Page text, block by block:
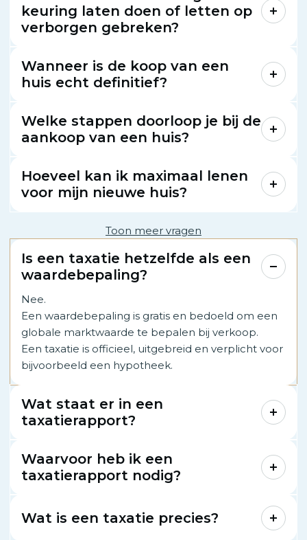
keuring laten doen of letten op
verborgen gebreken?
Wanneer is de koop van een
huis echt definitief?
Welke stappen doorloop je bij de
aankoop van een huis?
Hoeveel kan ik maximaal lenen
voor mijn nieuwe huis?
Toon meer vragen
Is een taxatie hetzelfde als een
waardebepaling?
Nee.
Een waardebepaling is gratis en bedoeld om een
globale marktwaarde te bepalen bij verkoop.
Een taxatie is officieel, uitgebreid en verplicht voor
bijvoorbeeld een hypotheek.
Wat staat er in een
taxatierapport?
Waarvoor heb ik een
taxatierapport nodig?
Wat is een taxatie precies?